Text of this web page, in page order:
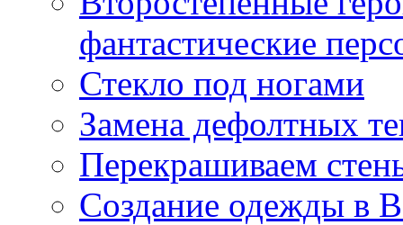
фантастические
Стекло под ногами
Замена дефолтных
Перекрашиваем
Создание одежды в